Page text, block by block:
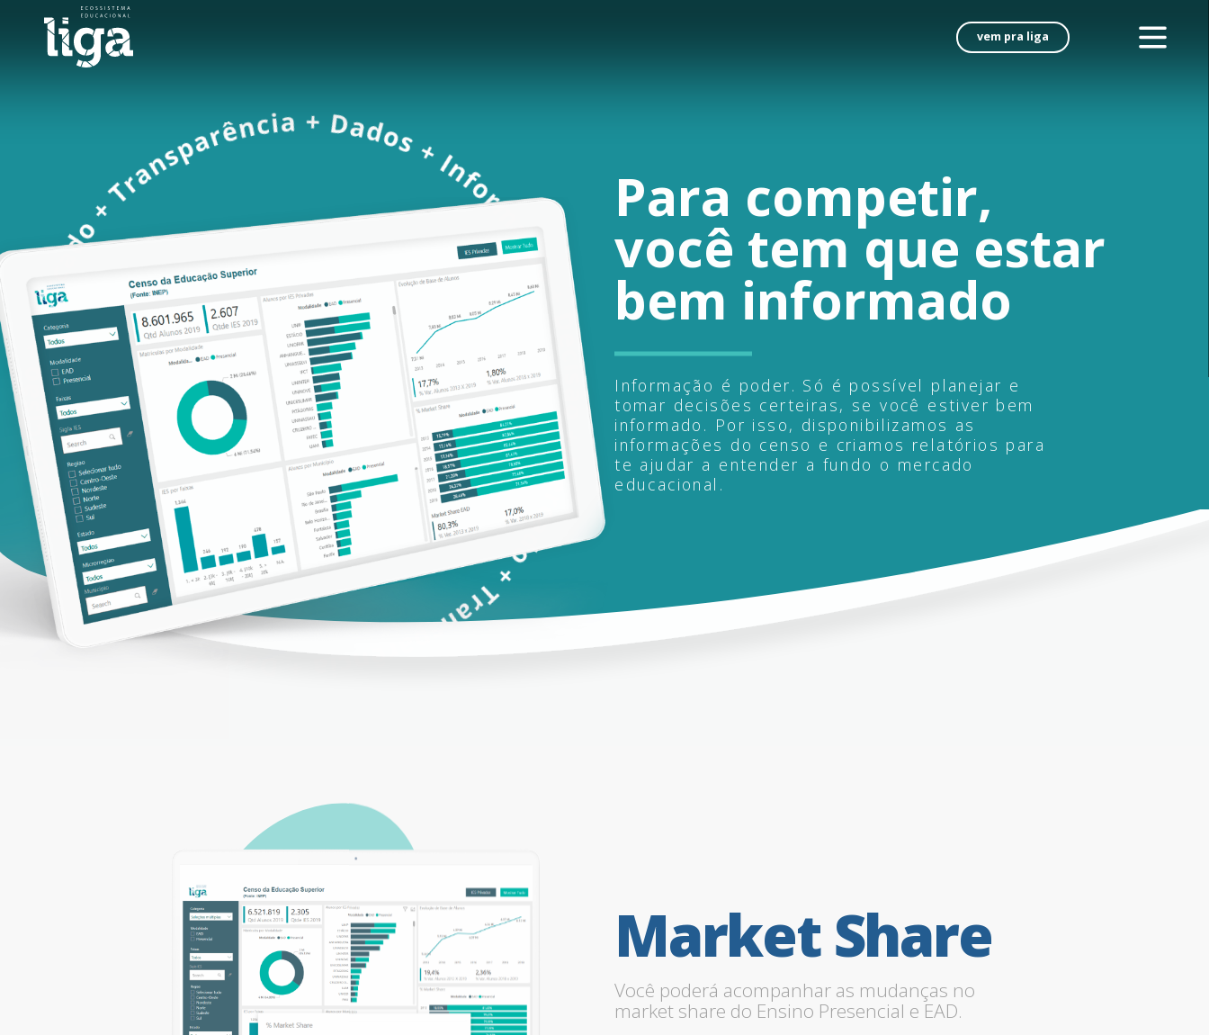
vem pra liga
Para competir,
você tem que estar
bem informado
Informação é poder. Só é possível planejar e
tomar decisões certeiras, se você estiver bem
informado. Por isso, disponibilizamos as
informações do censo e criamos relatórios para
te ajudar a entender a fundo o mercado
educacional.
MarketShare
Você poderá acompanhar as mudanças no
market share do Ensino Presencial e EAD.